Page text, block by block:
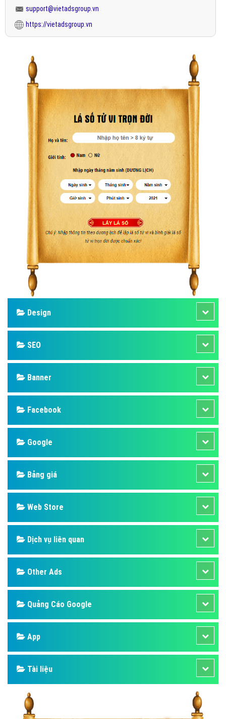
support@vietadsgroup.vn
https://vietadsgroup.vn
Design
SEO
Banner
Facebook
Google
Bảng giá
Web Store
Dịch vụ liên quan
Other Ads
Quảng Cáo Google
App
Tài liệu